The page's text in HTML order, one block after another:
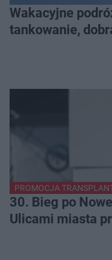
Wakacyjne
tankowanie,
PROMOCJA
30. Bieg po
Ulicami miasta